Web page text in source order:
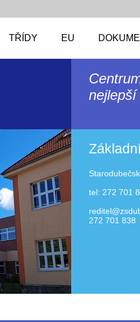
TŘÍDY EU
tel: 272 701
272 701 838